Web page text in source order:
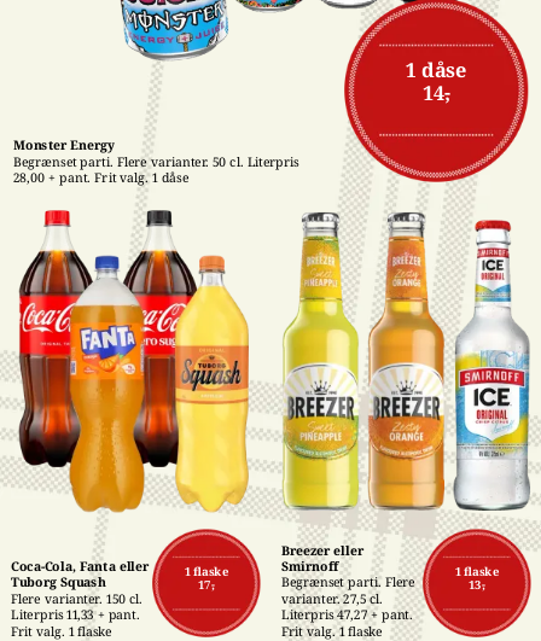
1 dåse
14,-
Monster Energy
Begrænset parti. Flere varianter. 50 cl. Literpris
28,00 + pant. Frit valg. 1 dåse
1 flaske
17,-
Coca-Cola, Fanta eller
Tuborg Squash
Flere varianter. 150 cl.
Literpris 11,33 + pant.
Frit valg. 1 flaske
1 flaske
13,-
Breezer eller
Smirnoff
Begrænset parti. Flere
varianter. 27,5 cl.
Literpris 47,27 + pant.
Frit valg. 1 flaske